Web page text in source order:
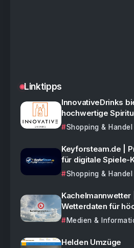
Linktipps
InnovativeDrinks
hochwertige
Shopping & Handel
Keyforsteam.de |
für digitale Spiele-
Shopping & Handel
Kachelmannwetter
Wetterdaten für
Medien &
Helden Umzüge